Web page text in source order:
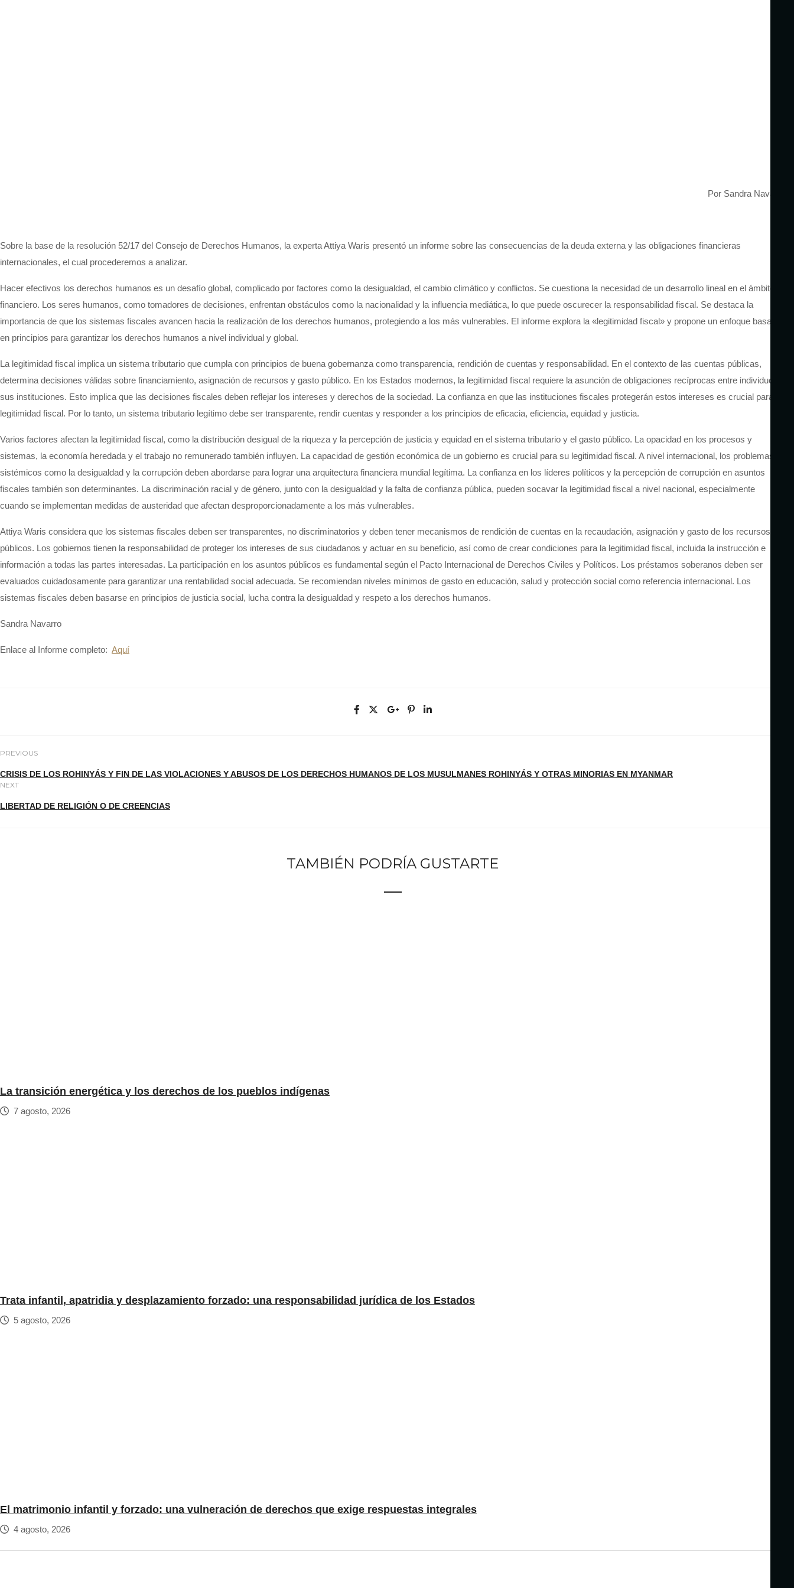
Por Sandra Navarro
Sobre la base de la resolución 52/17 del Consejo de Derechos Humanos, la expertaAttiya Waris presentó un informe sobre las consecuencias de la deuda externa y las obligaciones financieras
internacionales, el cual procederemos a analizar.
Hacer efectivos los derechos humanos es un desafío global, complicado por factores como la desigualdad, el cambio climático y conflictos. Se cuestiona la necesidad de un desarrollo lineal en el ámbito
financiero. Los seres humanos, como tomadores de decisiones, enfrentan obstáculos como la nacionalidad y la influencia mediática, lo que puede oscurecer la responsabilidad fiscal. Se destaca la
importancia de que los sistemas fiscales avancen hacia la realización de los derechos humanos, protegiendo a los más vulnerables. El informe explora la «legitimidad fiscal» y propone un enfoque basado
en principios para garantizar los derechos humanos a nivel individual y global.
La legitimidad fiscal implica un sistema tributario que cumpla con principios de buena gobernanza como transparencia, rendición de cuentas y responsabilidad. En el contexto de las cuentas públicas,
determina decisiones válidas sobre financiamiento, asignación de recursos y gasto público. En los Estados modernos, la legitimidad fiscal requiere la asunción de obligaciones recíprocas entre individuos y
sus instituciones. Esto implica que las decisiones fiscales deben reflejar los intereses y derechos de la sociedad. La confianza en que las instituciones fiscales protegerán estos intereses es crucial para la
legitimidad fiscal. Por lo tanto, un sistema tributario legítimo debe ser transparente, rendir cuentas y responder a los principios de eficacia, eficiencia, equidad y justicia.
Varios factores afectan la legitimidad fiscal, como la distribución desigual de la riqueza y la percepción de justicia y equidad en el sistema tributario y el gasto público. La opacidad en los procesos y
sistemas, la economía heredada y el trabajo no remunerado también influyen. La capacidad de gestión económica de un gobierno es crucial para su legitimidad fiscal. A nivel internacional, los problemas
sistémicos como la desigualdad y la corrupción deben abordarse para lograr una arquitectura financiera mundial legítima. La confianza en los líderes políticos y la percepción de corrupción en asuntos
fiscales también son determinantes. La discriminación racial y de género, junto con la desigualdad y la falta de confianza pública, pueden socavar la legitimidad fiscal a nivel nacional, especialmente
cuando se implementan medidas de austeridad que afectan desproporcionadamente a los más vulnerables.
Attiya Waris considera que los sistemas fiscales deben ser transparentes, no discriminatorios y deben tener mecanismos de rendición de cuentas en la recaudación, asignación y gasto de los recursos
públicos. Los gobiernos tienen la responsabilidad de proteger los intereses de sus ciudadanos y actuar en su beneficio, así como de crear condiciones para la legitimidad fiscal, incluida la instrucción e
información a todas las partes interesadas. La participación en los asuntos públicos es fundamental según el Pacto Internacional de Derechos Civiles y Políticos. Los préstamos soberanos deben ser
evaluados cuidadosamente para garantizar una rentabilidad social adecuada. Se recomiendan niveles mínimos de gasto en educación, salud y protección social como referencia internacional. Los
sistemas fiscales deben basarse en principios de justicia social, lucha contra la desigualdad y respeto a los derechos humanos.
Sandra Navarro
Enlace al Informe completo: Aquí
PREVIOUS
CRISIS DE LOS ROHINYÁS Y FIN DE LAS VIOLACIONES Y ABUSOS DE LOS DERECHOS HUMANOS DE LOS MUSULMANES ROHINYÁS Y OTRAS MINORIAS EN MYANMAR
NEXT
LIBERTAD DE RELIGIÓN O DE CREENCIAS
TAMBIÉN PODRÍA GUSTARTE
La transición energética y los derechos de los pueblos indígenas
7 agosto, 2026
Trata infantil, apatridia y desplazamiento forzado: una responsabilidad jurídica de los Estados
5 agosto, 2026
El matrimonio infantil y forzado: una vulneración de derechos que exige respuestas integrales
4 agosto, 2026